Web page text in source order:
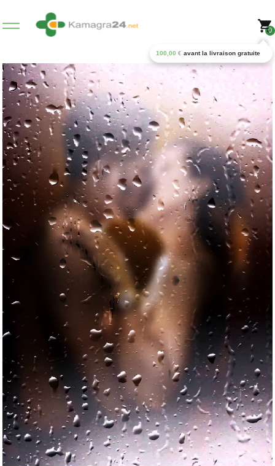
0
100,00 € avant la livraison gratuite